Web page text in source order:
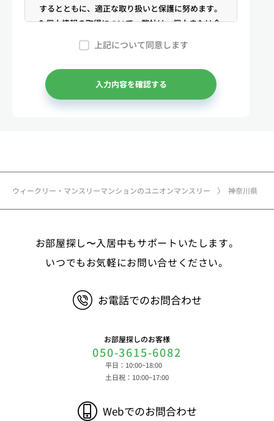
ウィークリー・マンスリーマンションのユニオンマンスリー 神奈川県
するとともに、適正な取り扱いと保護に努めます。
2.個人情報の取得について 弊社は、個人または企
業からの電話・メール等のお問合せや公開情報（登
記簿謄本、電話帳、インターネット掲載情報等）な
どから適法かつ公正な手段により個人情報を取得い
たします。
3.弊社が保有する個人情報 （1）マンスリー物件
メールアドレス、アカウントのIDおよびパスワー
等 ③決済に関する情報 クレジットカードに関す
ービスのご利用に際して取得する情報 端末識別
子、広告識別子、IPアドレス、クッキーデータおよ
閲覧時刻、リファラー情報ならびにクッキーIDや広
対するお問い合わせ・ご連絡等に関する情報等 ま
た、お客様の個人情報は、弊社のデータベースシス
テムに登録されます。登録されるお客様の個人情報
積書等をもとに登録されます。 （2）弊社と賃貸
上記について同意します
入力内容を確認する
お部屋探し〜入居中もサポートいたします。
いつでもお気軽にお問い合せください。
お電話でのお問合わせ
お部屋探しのお客様
050-3615-6082
平日：10:00~18:00
土日祝：10:00~17:00
Webでのお問合わせ